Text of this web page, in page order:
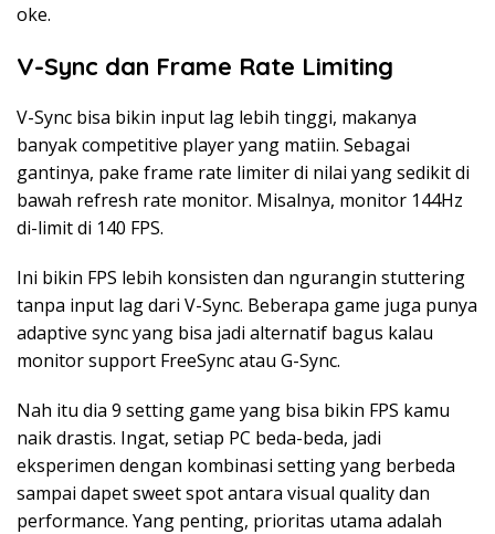
oke.
V-Sync dan Frame Rate Limiting
V-Sync bisa bikin input lag lebih tinggi, makanya
banyak competitive player yang matiin. Sebagai
gantinya, pake frame rate limiter di nilai yang sedikit di
bawah refresh rate monitor. Misalnya, monitor 144Hz
di-limit di 140 FPS.
Ini bikin FPS lebih konsisten dan ngurangin stuttering
tanpa input lag dari V-Sync. Beberapa game juga punya
adaptive sync yang bisa jadi alternatif bagus kalau
monitor support FreeSync atau G-Sync.
Nah itu dia 9 setting game yang bisa bikin FPS kamu
naik drastis. Ingat, setiap PC beda-beda, jadi
eksperimen dengan kombinasi setting yang berbeda
sampai dapet sweet spot antara visual quality dan
performance. Yang penting, prioritas utama adalah